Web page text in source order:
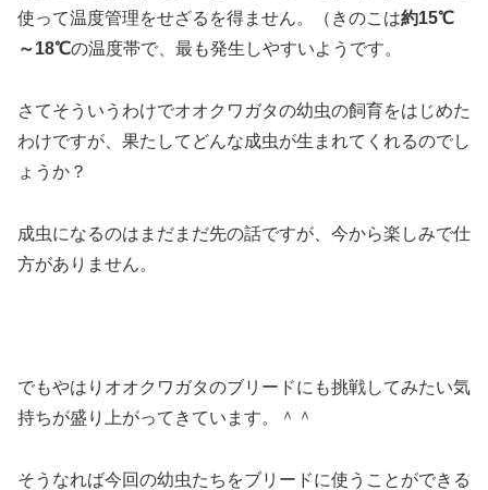
使って温度管理をせざるを得ません。（きのこは約15℃
～18℃の温度帯で、最も発生しやすいようです。
さてそういうわけでオオクワガタの幼虫の飼育をはじめた
わけですが、果たしてどんな成虫が生まれてくれるのでし
ょうか？
成虫になるのはまだまだ先の話ですが、今から楽しみで仕
方がありません。
でもやはりオオクワガタのブリードにも挑戦してみたい気
持ちが盛り上がってきています。＾＾
そうなれば今回の幼虫たちをブリードに使うことができる